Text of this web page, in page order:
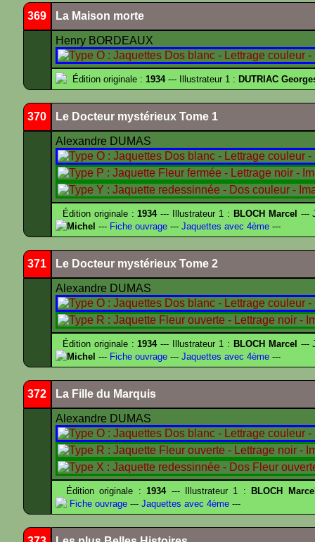
369 La Maison morte
Henry BORDEAUX
Édition originale : 1934--- Illustrateur 1 : DUTRIAC
370 Le Docteur mystérieux Tome 1
Alexandre DUMAS
Édition originale :1934--- Illustrateur 1 : BLOCH Marcel ---
Michel --- Fiche ouvrage --- Jaquettes avec 4ème ---
371 Le Docteur mystérieux Tome 2
Alexandre DUMAS
Édition originale :1934--- Illustrateur 1 : BLOCH Marcel ---
Michel --- Fiche ouvrage --- Jaquettes avec 4ème ---
372 La Fille du Marquis
Alexandre DUMAS
Édition originale :1934--- Illustrateur 1 :
BLOCH
Fiche ouvrage --- Jaquettes avec 4ème ---